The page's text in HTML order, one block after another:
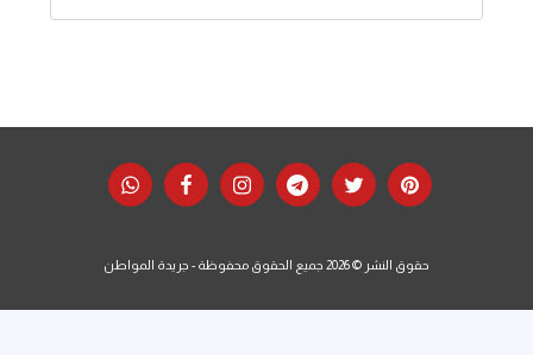
حقوق النشر © 2026 جميع الحقوق محفوظة - جريدة المواطن